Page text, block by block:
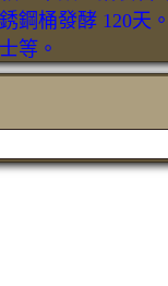
鋼桶發酵 120天
等。